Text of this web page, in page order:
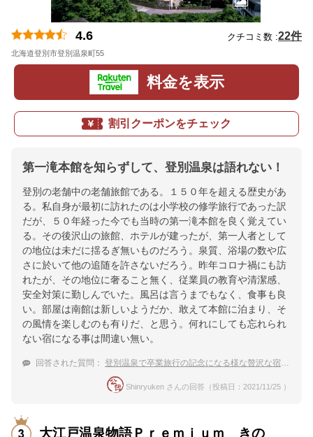
4.6 クチコミ数 :22件
北海道登別市登別温泉町55
料金を表示
割引クーポンをチェック
第一滝本館を知らずして、登別温泉は語れない！
登別の老舗中の老舗旅館である。１５０年を超える歴史があ
る。私自身が最初に訪れたのは小学校の修学旅行であった訳
だが、５０年経った今でも当時の第一滝本館を良く覚えてい
る。その後沢山の旅館、ホテルが建ったが、第一人者として
の地位は未だに揺るぎ無いものだろう。泉質、浴場の数や広
さに於いて他の追随を許さないだろう。昨年コロナ禍にも訪
れたが、その地位に奢ること無く、従業員の教育や清潔感、
安全対策に勤しんでいた。風呂は言うまでもなく、食事も良
い。部屋は南館は新しいようだか、敢えて本館に泊まり、そ
の風情を楽しむのも有りだ、と思う。何れにしても忘れられ
ない宿になる事は間違い無い。
回答された質問： 登別温泉で卒業旅行の記念になる様な贅沢な宿は？
Shinryuken さんの回答（投稿日：2021/11/25 ）
大江戸温泉物語Ｐｒｅｍｉｕｍ きの